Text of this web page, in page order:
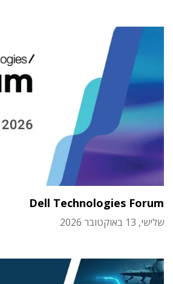
Dell Technologies Forum
שלישי, 13 באוקטובר 2026